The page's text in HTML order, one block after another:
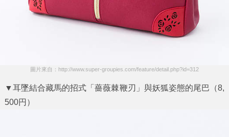
圖片來自：http://www.super-groupies.com/feature/detail.php?id=312
▼耳墜結合藏馬的招式「薔薇棘鞭刃」與妖狐姿態的尾巴（8,
500円）